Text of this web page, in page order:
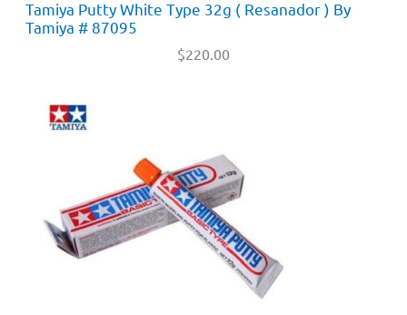
Tamiya Putty White Type 32g ( Resanador ) By
Tamiya # 87095
$220.00